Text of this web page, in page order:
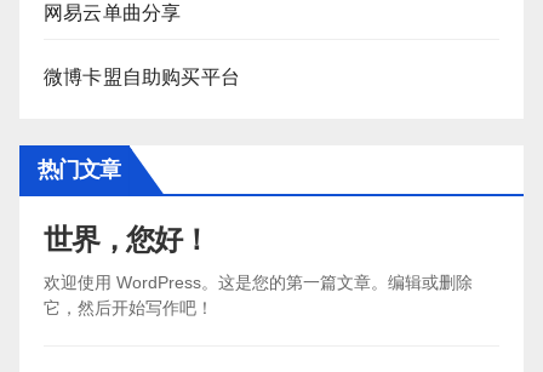
网易云单曲分享
微博卡盟自助购买平台
热门文章
世界，您好！
欢迎使用 WordPress。这是您的第一篇文章。编辑或删除
它，然后开始写作吧！